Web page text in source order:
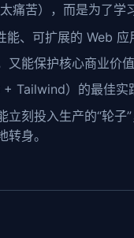
痛苦），而是为了学
、可扩展的 Web 应
又能保护核心商业价
Tailwind）的最佳实
刻投入生产的“轮
身。